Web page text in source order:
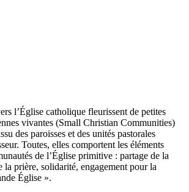
l’Église catholique fleurissent de petites
vivantes (Small Christian Communities)
des paroisses et des unités pastorales
Toutes, elles comportent les éléments
de l’Église primitive : partage de la
la prière, solidarité, engagement pour la
Église ».